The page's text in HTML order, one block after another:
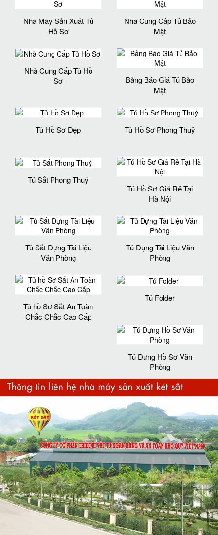
Nhà Máy Sản Xuất Tủ
Hồ Sơ
Nhà Cung Cấp Tủ Bảo
Mật
Nhà Cung Cấp Tủ Hồ
Sơ
Bảng Báo Giá Tủ Bảo
Mật
Tủ Hồ Sơ Đẹp Tủ Hồ Sơ Phong Thuỷ
Tủ Sắt Phong Thuỷ
Tủ Hồ Sơ Giá Rẻ Tại
Hà Nội
Tủ Sắt Đựng Tài Liệu
Văn Phòng
Tủ Đựng Tài Liệu Văn
Phòng
Tủ hồ Sơ Sắt An Toàn
Chắc Chắc Cao Cấp
Tủ Folder
Tủ Đựng Hồ Sơ Văn
Phòng